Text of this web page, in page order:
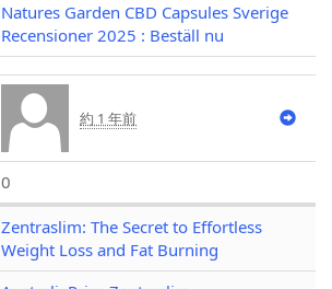
Natures Garden CBD Capsules Sverige
Recensioner 2025 : Beställ nu
約 1 年前
0
Zentraslim: The Secret to Effortless
Weight Loss and Fat Burning